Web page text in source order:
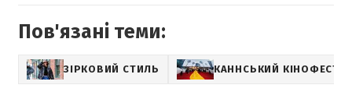
Пов'язані теми:
ЗІРКОВИЙ СТИЛЬ КАННСЬКИЙ